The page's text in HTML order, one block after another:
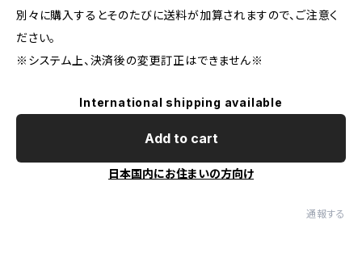
別々に購入するとそのたびに送料が加算されますので、ご注意く
ださい。
※システム上、決済後の変更訂正はできません※
International shipping available
Add to cart
日本国内にお住まいの方向け
通報する